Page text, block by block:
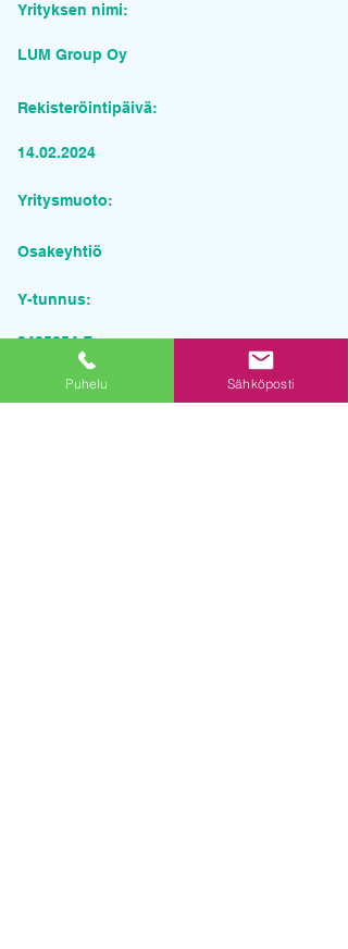
Yrityksen nimi:
LUM Group Oy
Rekisteröintipäivä:
14.02.2024
Yritysmuoto:
Osakeyhtiö
Y-tunnus:
3425954-7
Pyydä tarjous palvelusta
Puhelu Sähköposti